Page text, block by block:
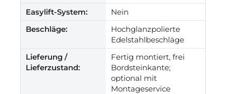
Easylift-System:
Nein
Beschläge:
Hochglanzpolierte
Edelstahlbeschläge
Lieferung /
Lieferzustand:
Fertig montiert, frei
Bordsteinkante;
optional mit
Montageservice